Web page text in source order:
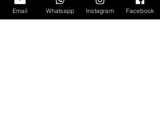
POLÍTICAS DE COMPRA
Email Whatsapp Instagram Facebook